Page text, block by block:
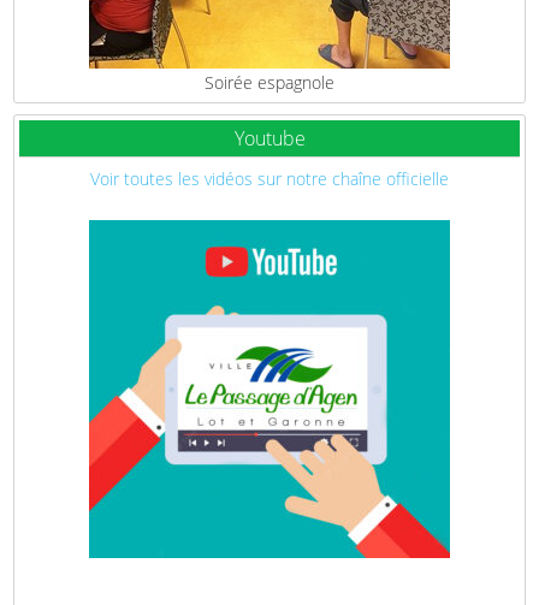
Soirée espagnole
Youtube
Voir toutes les vidéos sur notre chaîne officielle